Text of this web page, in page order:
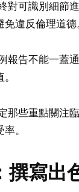
對可識別細節
違反倫理道德
報告不能一蓋
那些重點關注
。
撰寫出